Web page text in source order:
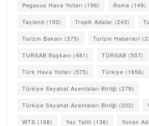
Pegasus Hava Yolları (196) Roma (149)
Tayland (193) Tropik Adalar (243)
Turizm Bakanı (375) Turizm Haberleri
TURSAB Başkanı (481) TÜRSAB (507)
Türk Hava Yolları (575) Türkiye (1656)
Türkiye Seyahat Acentaları Birliği (279)
Türkiye Seyahat Acentaları Birliği (202)
WTS (168) Yaz Tatili (136) Yunan